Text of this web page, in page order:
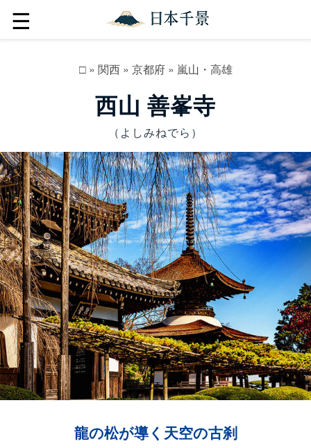
☰
□» 関西» 京都府» 嵐山・高雄
西山 善峯寺
（よしみねでら）
龍の松が導く天空の古刹